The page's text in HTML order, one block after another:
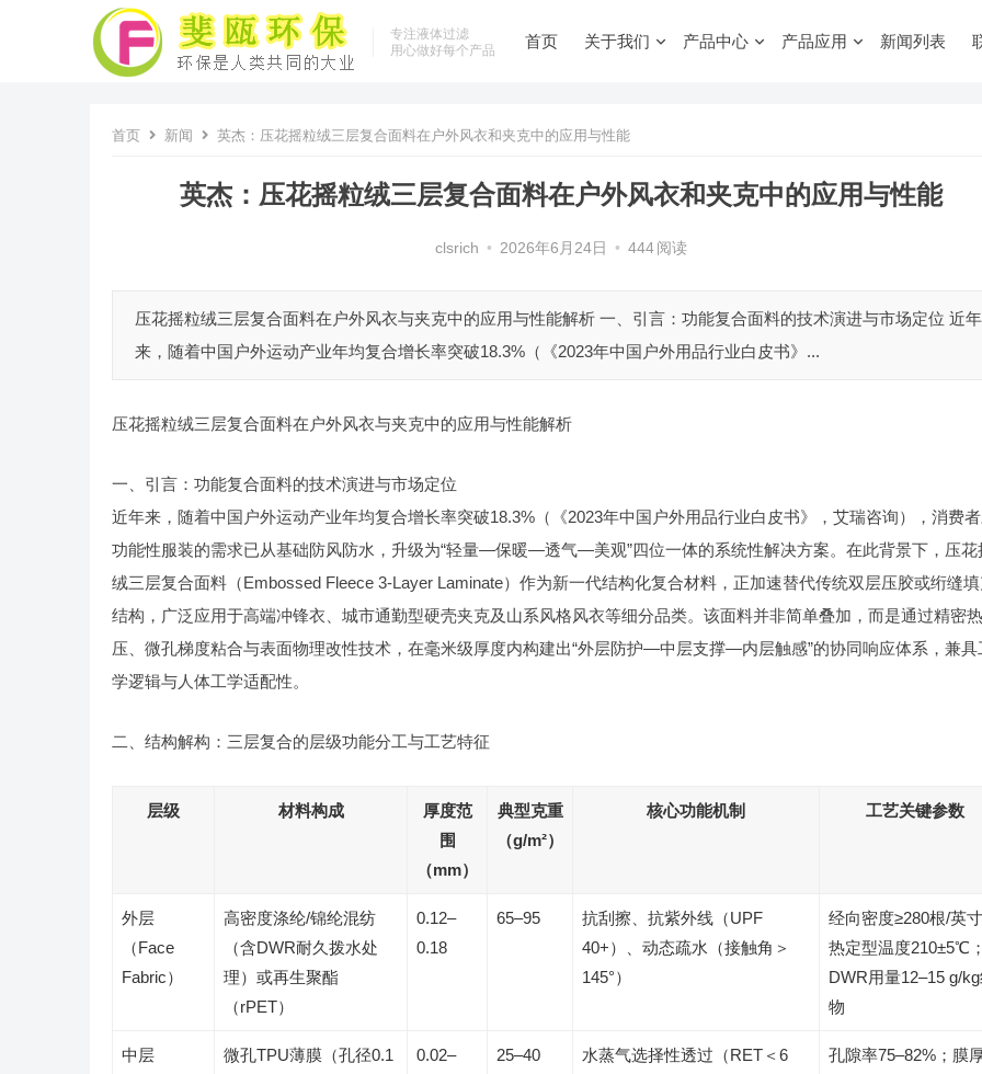
专注液体过滤
用心做好每个产品
首页 关于我们 产品中心 产品应用 新闻列表
首页 新闻 英杰：压花摇粒绒三层复合面料在户外风衣和夹克中的应用与性能
英杰：压花摇粒绒三层复合面料在户外风衣和夹克中的应用与性能
clsrich • 2026年6月24日 • 444 阅读
压花摇粒绒三层复合面料在户外风衣与夹克中的应用与性能解析 一、引言：功能复合面料的技术演进与市场定位 近年
来，随着中国户外运动产业年均复合增长率突破18.3%（《2023年中国户外用品行业白皮书》...
压花摇粒绒三层复合面料在户外风衣与夹克中的应用与性能解析
一、引言：功能复合面料的技术演进与市场定位
近年来，随着中国户外运动产业年均复合增长率突破18.3%（《2023年中国户外用品行业白皮书》，艾瑞咨询），消费
功能性服装的需求已从基础防风防水，升级为“轻量—保暖—透气—美观”四位一体的系统性解决方案。在此背景下，压花
绒三层复合面料（Embossed Fleece 3-Layer Laminate）作为新一代结构化复合材料，正加速替代传统双层压胶或绗缝
结构，广泛应用于高端冲锋衣、城市通勤型硬壳夹克及山系风格风衣等细分品类。该面料并非简单叠加，而是通过精密热
压、微孔梯度粘合与表面物理改性技术，在毫米级厚度内构建出“外层防护—中层支撑—内层触感”的协同响应体系，兼具
学逻辑与人体工学适配性。
二、结构解构：三层复合的层级功能分工与工艺特征
层级 材料构成
厚度范
围
（mm）
典型克重
（g/m²）
核心功能机制 工艺关键参数
外层
（Face
Fabric）
高密度涤纶/锦纶混纺
（含DWR耐久拨水处
理）或再生聚酯
（rPET）
0.12–
0.18
65–95
抗刮擦、抗紫外线（UPF
40+）、动态疏水（接触角＞
145°）
经向密度≥280根/英
热定型温度210±5℃
DWR用量12–15 g/
物
中层
微孔TPU薄膜（孔径0.1
0.02–
25–40
水蒸气选择性透过（RET＜6
孔隙率75–82%；膜